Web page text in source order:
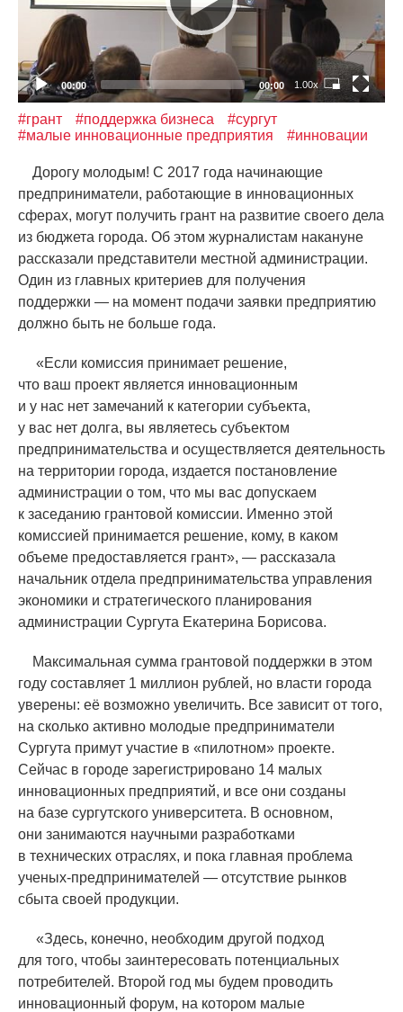
00:00 00:00 1.00x
#грант #поддержка бизнеса
#сургут
#малые инновационные предприятия
#инновации
Дорогу молодым! С 2017 года начинающие
предприниматели, работающие в инновационных
сферах, могут получить грант на развитие своего дела
из бюджета города. Об этом журналистам накануне
рассказали представители местной администрации.
Один из главных критериев для получения
поддержки — на момент подачи заявки предприятию
должно быть не больше года.
«Если комиссия принимает решение,
что ваш проект является инновационным
и у нас нет замечаний к категории субъекта,
у вас нет долга, вы являетесь субъектом
предпринимательства и осуществляется деятельность
на территории города, издается постановление
администрации о том, что мы вас допускаем
к заседанию грантовой комиссии. Именно этой
комиссией принимается решение, кому, в каком
объеме предоставляется грант», — рассказала
начальник отдела предпринимательства управления
экономики и стратегического планирования
администрации Сургута Екатерина Борисова.
Максимальная сумма грантовой поддержки в этом
году составляет 1 миллион рублей, но власти города
уверены: её возможно увеличить. Все зависит от того,
на сколько активно молодые предприниматели
Сургута примут участие в «пилотном» проекте.
Сейчас в городе зарегистрировано 14 малых
инновационных предприятий, и все они созданы
на базе сургутского университета. В основном,
они занимаются научными разработками
в технических отраслях, и пока главная проблема
ученых-предпринимателей — отсутствие рынков
сбыта своей продукции.
«Здесь, конечно, необходим другой подход
для того, чтобы заинтересовать потенциальных
потребителей. Второй год мы будем проводить
инновационный форум, на котором малые